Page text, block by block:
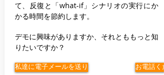
て、反復と「what-if」シナリオの実行にか
かる時間を節約します。
デモに興味がありますか、それとももっと知
りたいですか？
私達に電子メールを送り お電話く